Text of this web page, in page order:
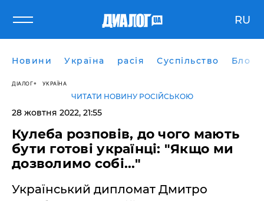
RU
Новини Україна расія Суспільство Блоги
ДІАЛОГ УКРАЇНА
ЧИТАТИ НОВИНУ РОСІЙСЬКОЮ
28 жовтня 2022, 21:55
Кулеба розповів, до чого мають
бути готові українці: "Якщо ми
дозволимо собі..."
Український дипломат Дмитро